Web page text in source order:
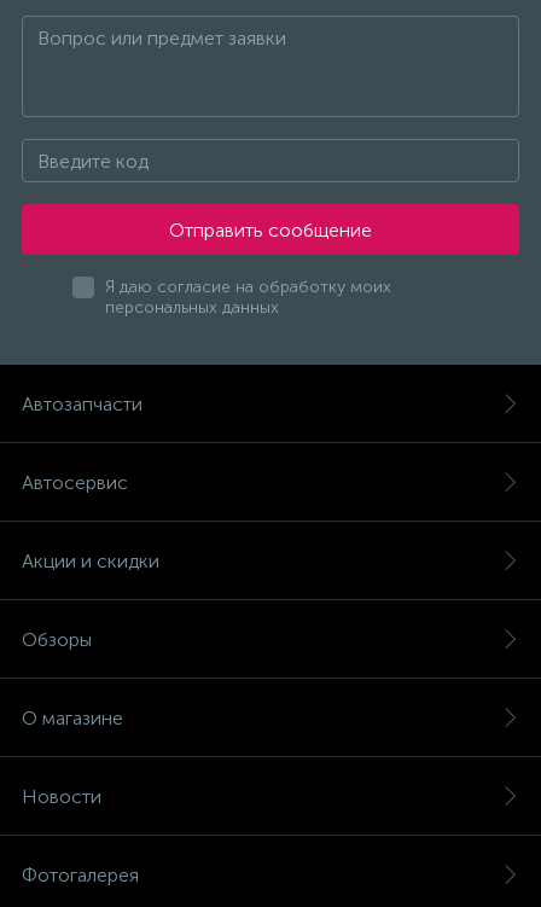
Отправить сообщение
Я даю согласие на обработку моих
персональных данных
Автозапчасти
Автосервис
Акции и скидки
Обзоры
О магазине
Новости
Фотогалерея